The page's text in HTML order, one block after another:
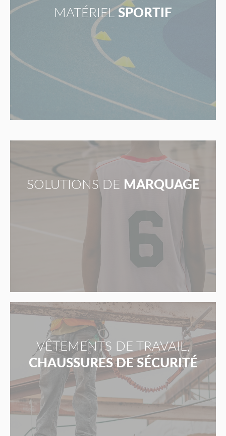
MATÉRIEL SPORTIF
SOLUTIONS DE MARQUAGE
VÊTEMENTS DE TRAVAIL,
CHAUSSURES DE SÉCURITÉ